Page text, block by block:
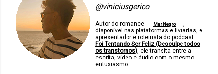
@viniciusgerico
Autor do romance Mar Negro
,
disponível nas plataformas e livrarias, e
apresentador e roteirista do podcast
Foi Tentando Ser Feliz (Desculpe todos
os transtornos), ele transita entre a
escrita, vídeo e áudio com o mesmo
entusiasmo.